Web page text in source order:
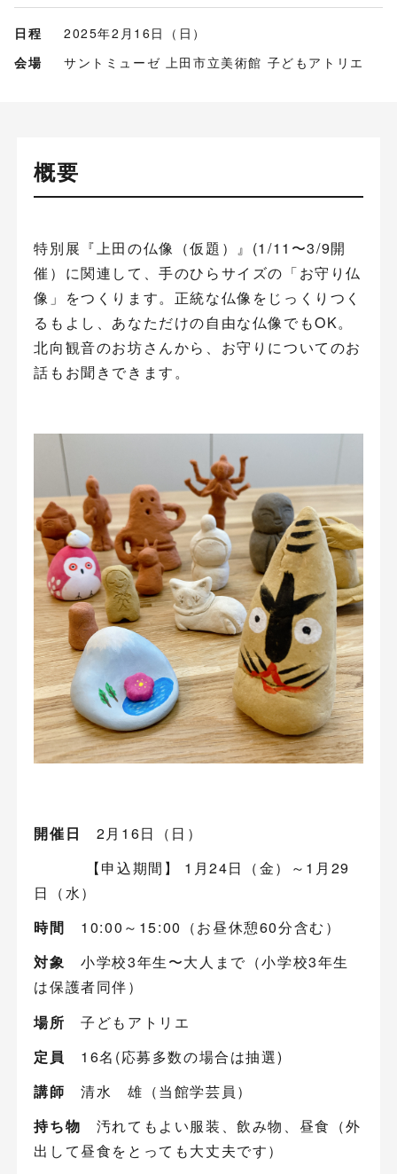
日程
2025年2月16日（日）
会場
サントミューゼ 上田市立美術館 子どもアトリエ
概要
特別展『上田の仏像（仮題）』(1/11〜3/9開
催）に関連して、手のひらサイズの「お守り仏
像」をつくります。正統な仏像をじっくりつく
るもよし、あなただけの自由な仏像でもOK。
北向観音のお坊さんから、お守りについてのお
話もお聞きできます。
開催日
2月16日（日）
【申込期間】 1月24日（金）～1月29
日（水）
時間 10:00～15:00（お昼休憩60分含む）
対象 小学校3年生〜大人まで（小学校3年生
は保護者同伴）
場所 子どもアトリエ
定員
16名(応募多数の場合は抽選)
講師 清水 雄（当館学芸員）
持ち物 汚れてもよい服装、飲み物、昼食（外
出して昼食をとっても大丈夫です）